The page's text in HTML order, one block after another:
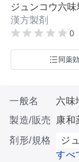
ジュンコウ六
漢方製剤
0
同薬
一般名
六味
製造/販売
康和
剤形/規格
ジ
すべ